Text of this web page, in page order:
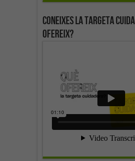
Coneixes la targeta
ofereix?